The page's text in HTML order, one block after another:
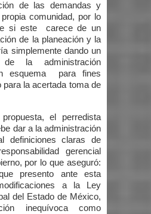
de las demandas y
comunidad, por lo
si este carece de un
de la planeación y la
simplemente dando un
de la administración
esquema para fines
para la acertada toma de
el perredista
dar a la administración
definiciones claras de
gerencial
por lo que aseguró:
presento ante esta
a la Ley
del Estado de México,
inequívoca como